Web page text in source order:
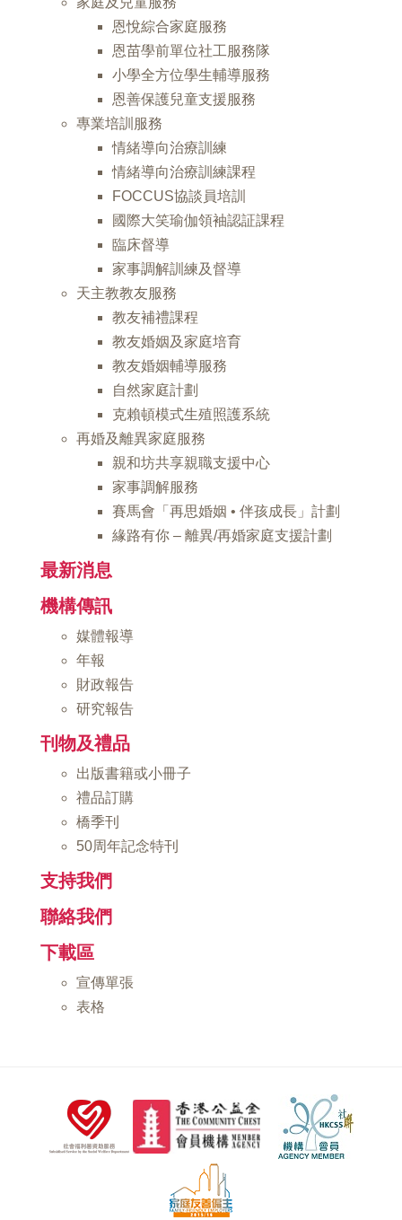
恩悅綜合家庭服務
恩苗學前單位社工服務隊
小學全方位學生輔導服務
恩善保護兒童支援服務
專業培訓服務
情緒導向治療訓練
情緒導向治療訓練課程
FOCCUS協談員培訓
國際大笑瑜伽領袖認証課程
臨床督導
家事調解訓練及督導
天主教教友服務
教友補禮課程
教友婚姻及家庭培育
教友婚姻輔導服務
自然家庭計劃
克賴頓模式生殖照護系統
再婚及離異家庭服務
親和坊共享親職支援中心
家事調解服務
賽馬會「再思婚姻 • 伴孩成長」計劃
緣路有你 – 離異/再婚家庭支援計劃
最新消息
機構傳訊
媒體報導
年報
財政報告
研究報告
刊物及禮品
出版書籍或小冊子
禮品訂購
橋季刊
50周年記念特刊
支持我們
聯絡我們
下載區
宣傳單張
表格